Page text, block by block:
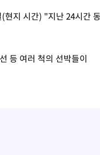
현지 시간) "지난 24시간 동
등 여러 척의 선박들이